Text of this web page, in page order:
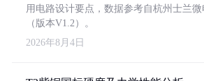
用电路设计要点，数据参考自杭州士兰
（版本V1.2）。
2026年8月4日